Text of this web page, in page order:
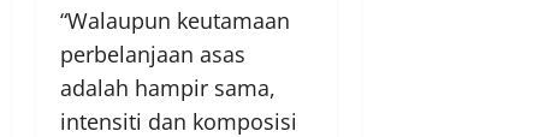
“Walaupun keutamaan
perbelanjaan asas
adalah hampir sama,
intensiti dan komposisi